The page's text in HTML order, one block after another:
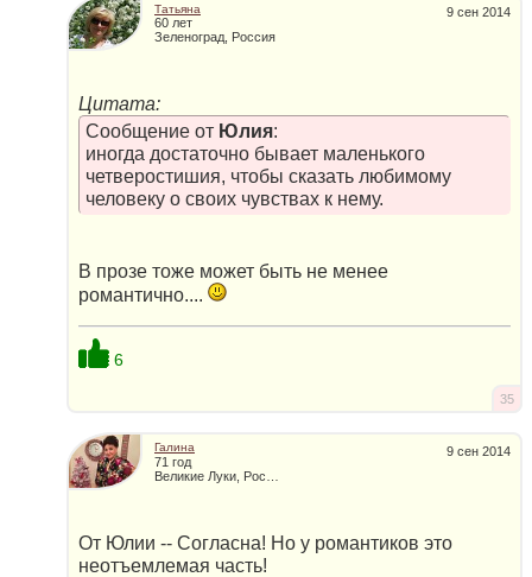
9 сен 2014
Татьяна
60 лет
Зеленоград, Россия
Цитата:
Сообщение от Юлия:
иногда достаточно бывает маленького
четверостишия, чтобы сказать любимому
человеку о своих чувствах к нему.
В прозе тоже может быть не менее
романтично....
6
35
9 сен 2014
Галина
71 год
От Юлии -- Согласна! Но у романтиков это
неотъемлемая часть!